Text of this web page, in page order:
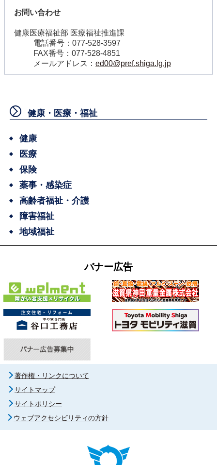
お問い合わせ
健康医療福祉部 医療福祉推進課
電話番号：077‐528-3597
FAX番号：077‐528-4851
メールアドレス： ed00@pref.shiga.lg.jp
健康・医療・福祉
健康
医療
保険
薬事・感染症
高齢者福祉・介護
障害福祉
地域福祉
バナー広告
著作権・リンクについて
サイトマップ
サイトポリシー
ウェブアクセシビリティの方針